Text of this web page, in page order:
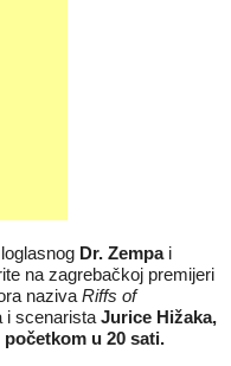
Dr. Zempai
na zagrebačkoj premijeri
naziva Riffs of
i scenarista Jurice Hižaka,
u 20 sati.